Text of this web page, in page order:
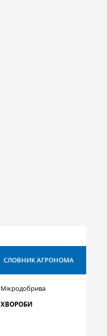
СЛОВНИК АГРОНОМА
Мікродобрива
ХВОРОБИ